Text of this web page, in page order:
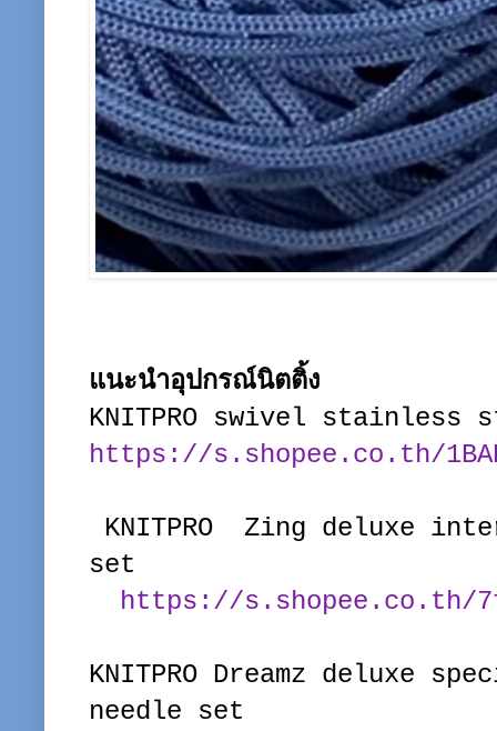
แนะนำอุปกรณ์นิตติ้ง
KNITPRO swivel
https://s.shopee.co.th/
KNITPRO Zing deluxe
set
https://s.shopee.co.th/
KNITPRO Dreamz deluxe
needle set